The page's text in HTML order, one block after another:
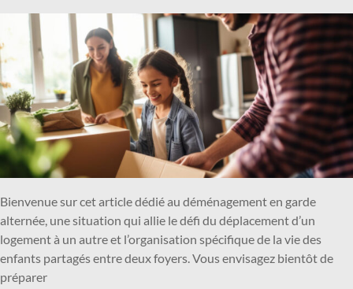
Bienvenue sur cet article dédié au déménagement en garde
alternée, une situation qui allie le défi du déplacement d’un
logement à un autre et l’organisation spécifique de la vie des
enfants partagés entre deux foyers. Vous envisagez bientôt de
préparer